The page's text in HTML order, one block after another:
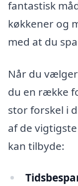
fantastisk
køkkener og
med at du
Når du
du en række
stor forskel i
af de
kan tilbyde: